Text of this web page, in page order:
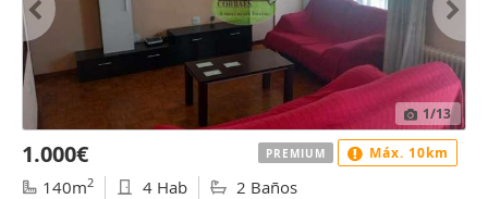
1/13
1.000€
140m2 4 Hab 2 Baños
PREMIUM Máx. 10km